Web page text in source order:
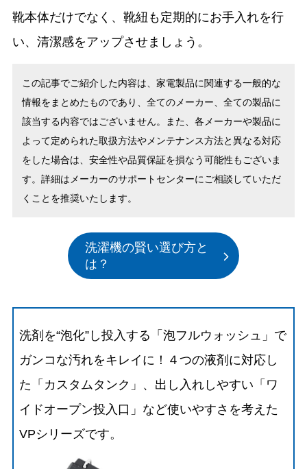
靴本体だけでなく、靴紐も定期的にお手入れを行
い、清潔感をアップさせましょう。
この記事でご紹介した内容は、家電製品に関連する一般的な
情報をまとめたものであり、全てのメーカー、全ての製品に
該当する内容ではございません。また、各メーカーや製品に
よって定められた取扱方法やメンテナンス方法と異なる対応
をした場合は、安全性や品質保証を損なう可能性もございま
す。詳細はメーカーのサポートセンターにご相談していただ
くことを推奨いたします。
洗濯機の賢い選び方と
は？
洗剤を“泡化”し投入する「泡フルウォッシュ」で
ガンコな汚れをキレイに！４つの液剤に対応し
た「カスタムタンク」、出し入れしやすい「ワ
イドオープン投入口」など使いやすさを考えた
VPシリーズです。